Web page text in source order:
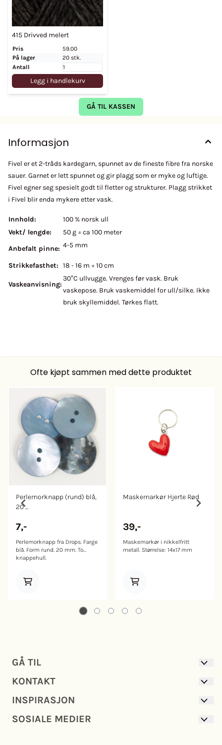
415 Drivved melert
Pris
59.00
På lager
20 stk.
Antall
Legg i handlekurv
GÅ TIL KASSEN
Informasjon
Fivel er et 2-tråds kardegarn, spunnet av de fineste fibre fra norske
sauer. Garnet er lett spunnet og gir plagg som er myke og luftige.
Fivel egner seg spesielt godt til fletter og strukturer. Plagg strikket
i Fivel blir enda mykere etter vask.
Innhold:
100 % norsk ull
Vekt/ lengde:
50 g = ca 100 meter
Anbefalt pinne: 4-5 mm
Strikkefasthet: 18 - 16 m = 10 cm
Vaskeanvisning:
30°C ullvugge. Vrenges før vask. Bruk
vaskepose. Bruk vaskemiddel for ull/silke. Ikke
bruk skyllemiddel. Tørkes flatt.
Ofte kjøpt sammen med dette produktet
Perlemorknapp (rund) blå,
20 ...
7,-
Perlemorknapp fra Drops. Farge
blå. Form rund. 20 mm. To
knappehull.
Maskemarkør Hjerte Rød
39,-
Maskemarkør i nikkelfritt
metall. Størrelse: 14x17 mm
GÅ TIL
GARN
GARNPAKKER
KONTAKT
OM OSS
KONTAKT OSS
INSPIRASJON
NYHETER
SOSIALE MEDIER